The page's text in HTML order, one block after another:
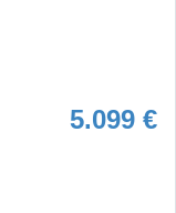
5.099 €